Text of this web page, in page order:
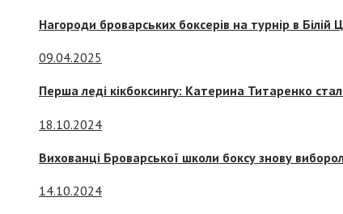
Нагороди броварських боксерів на турнір в Білій
09.04.2025
Перша леді кікбоксингу: Катерина Титаренко
18.10.2024
Вихованці Броварської школи боксу знову
14.10.2024